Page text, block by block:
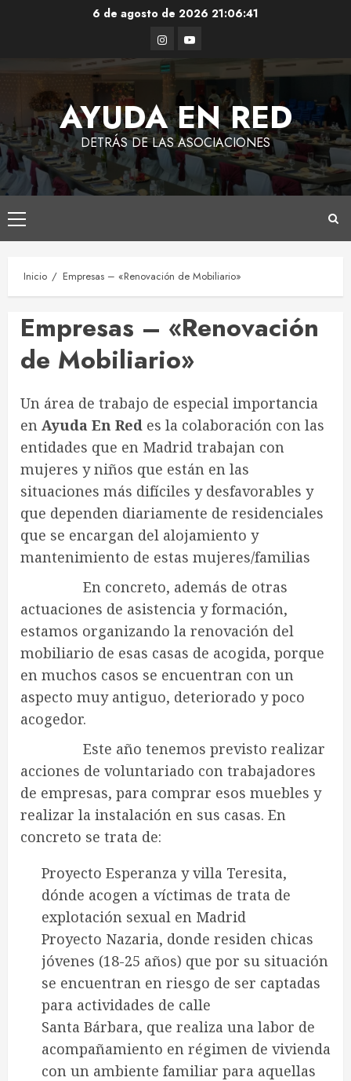
6 de agosto de 2026 21:06:42
Instagram
Youtube
AYUDA EN RED
DETRÁS DE LAS ASOCIACIONES
Menú
principal
Inicio Empresas – «Renovación de Mobiliario»
Empresas – «Renovación
de Mobiliario»
Un área de trabajo de especial importancia
en Ayuda En Red es la colaboración con las
entidades que en Madrid trabajan con
mujeres y niños que están en las
situaciones más difíciles y desfavorables y
que dependen diariamente de residenciales
que se encargan del alojamiento y
mantenimiento de estas mujeres/familias
En concreto, además de otras
actuaciones de asistencia y formación,
estamos organizando la renovación del
mobiliario de esas casas de acogida, porque
en muchos casos se encuentran con un
aspecto muy antiguo, deteriorado y poco
acogedor.
Este año tenemos previsto realizar
acciones de voluntariado con trabajadores
de empresas, para comprar esos muebles y
realizar la instalación en sus casas. En
concreto se trata de:
Proyecto Esperanza y villa Teresita,
dónde acogen a víctimas de trata de
explotación sexual en Madrid
Proyecto Nazaria, donde residen chicas
jóvenes (18-25 años) que por su situación
se encuentran en riesgo de ser captadas
para actividades de calle
Santa Bárbara, que realiza una labor de
acompañamiento en régimen de vivienda
con un ambiente familiar para aquellas